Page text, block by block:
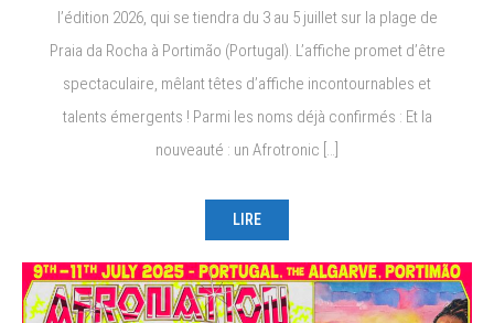
l’édition 2026, qui se tiendra du 3 au 5 juillet sur la plage de
Praia da Rocha à Portimão (Portugal). L’affiche promet d’être
spectaculaire, mêlant têtes d’affiche incontournables et
talents émergents ! Parmi les noms déjà confirmés : Et la
nouveauté : un Afrotronic […]
LIRE